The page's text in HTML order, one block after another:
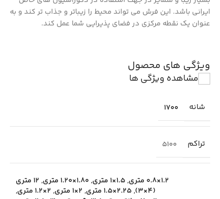
ایرانی باشد. این فرش می‌ تواند محیط را زیباتر و جذاب‌ تر کند و به
عنوان یک نقطه مرکزی در فضای پذیرایی شما عمل کند.
ویژگی های محصول
مشاهده ویژگی ها
شانه 1700
تراکم 5100
1.2×0.8 متری ,1.5×1 متری , 1.80×1.20 متری ,
12 متری
(4×3)
,2.25×1.5 متری , 2×1 متری , 2×1.2 متری
,